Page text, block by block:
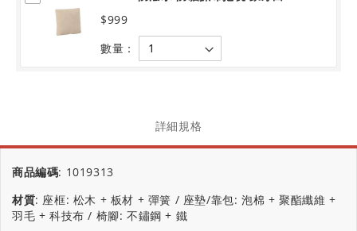
$999
數量：
詳細規格
商品編碼: 1019313
材質: 座框: 松木 + 板材 + 彈簧 / 座墊/靠包: 泡棉 + 聚酯纖維 +
羽毛 + 科技布 / 椅腳: 不鏽鋼 + 鐵